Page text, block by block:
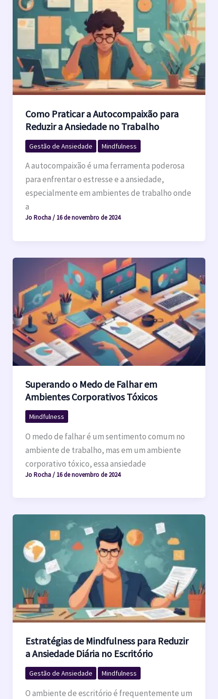
Como Praticar a Autocompaixão para
Reduzir a Ansiedade no Trabalho
Gestão de Ansiedade Mindfulness
A autocompaixão é uma ferramenta poderosa
para enfrentar o estresse e a ansiedade,
especialmente em ambientes de trabalho onde
a
Jo Rocha/ 16 de novembro de 2024
Superando o Medo de Falhar em
Ambientes Corporativos Tóxicos
Mindfulness
O medo de falhar é um sentimento comum no
ambiente de trabalho, mas em um ambiente
corporativo tóxico, essa ansiedade
Jo Rocha/ 16 de novembro de 2024
Estratégias de Mindfulness para Reduzir
a Ansiedade Diária no Escritório
Gestão de Ansiedade Mindfulness
O ambiente de escritório é frequentemente um